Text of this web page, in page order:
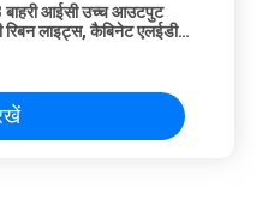
बाहरी आईसी उच्च आउटपुट
रिबन लाइट्स, कैबिनेट एलईडी